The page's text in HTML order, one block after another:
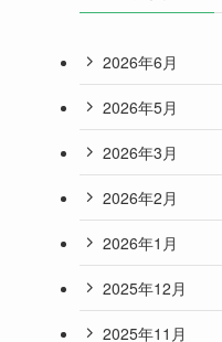
2026年6月
2026年5月
2026年3月
2026年2月
2026年1月
2025年12月
2025年11月